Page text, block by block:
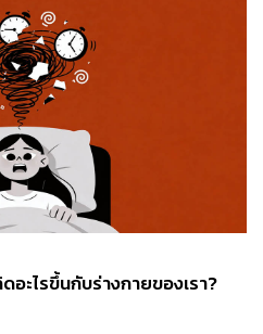
อะไรขึ้นกับร่างกายของเรา?